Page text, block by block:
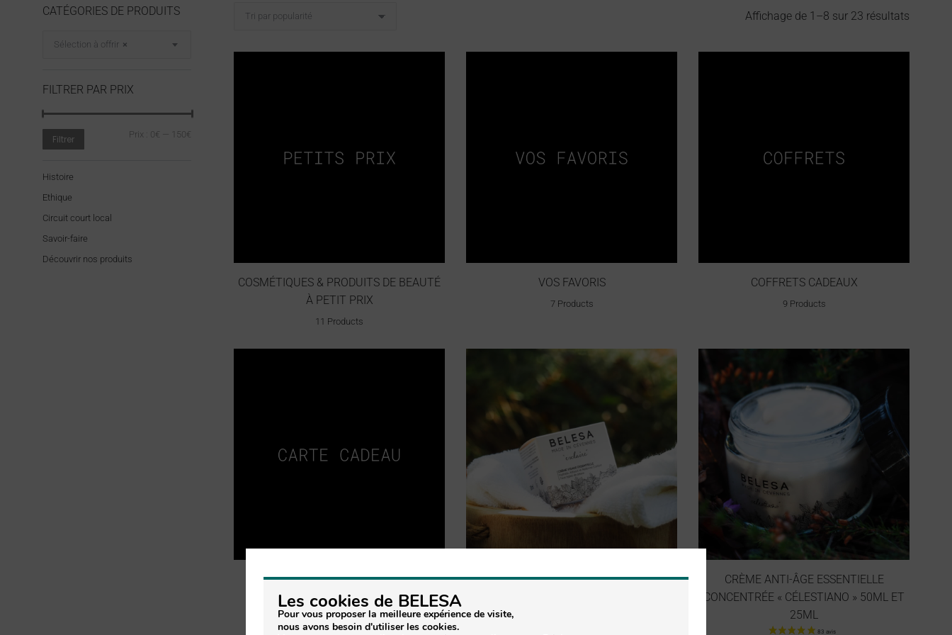
Affichage de 1–8 sur 23 résultats
COSMÉTIQUES & PRODUITS DE BEAUTÉ
À PETIT PRIX
11 Products
VOS FAVORIS
7 Products
COFFRETS CADEAUX
9 Products
CARTE CADEAU BELESA MADE IN
CEVENNES
1 Product
CRÈME HYDRATANTE VISAGE
CRÈME ANTI-ÂGE ESSENTIELLE
CONCENTRÉE « CÉLESTIANO » 50ML ET
25ML
CATÉGORIES DE PRODUITS
×
Sélection à offrir
FILTRER PAR PRIX
Filtrer Prix : 0€ 150€
Histoire
Ethique
Circuit court local
Savoir-faire
Découvrir nos produits
Les cookies de BELESA
Pour vous proposer la meilleure expérience de visite,
nous avons besoin d'utiliser les cookies.